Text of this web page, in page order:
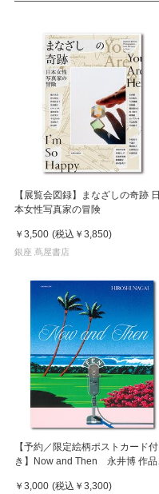
【展覧会図録】まなざしの奇跡 日
本女性写真家の冒険
￥3,500 (税込 ￥3,850)
銀座 蔦屋書店
【予約／限定絵柄ポストカード付
き】Now and Then 永井博 作品
￥3,000 (税込 ￥3,300)